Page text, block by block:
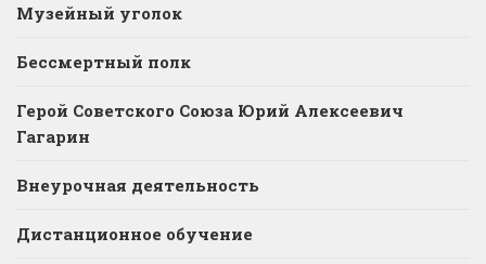
Музейный уголок
Бессмертный полк
Герой Советского Союза Юрий Алексеевич
Гагарин
Внеурочная деятельность
Дистанционное обучение